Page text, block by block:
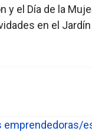
y el Día de la
en el